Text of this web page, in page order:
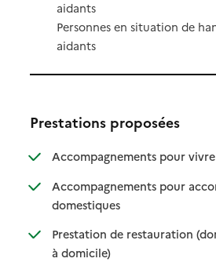
aidants
Personnes en situation de
aidants
Prestations proposées
Accompagnements pour
Accompagnements pour
domestiques: disponible
: non disponible
Prestation de restauration
à domicile): disponible
: non disponible